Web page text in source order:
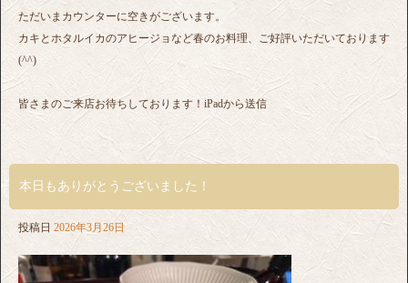
ただいまカウンターに空きがございます。
カキとホタルイカのアヒージョなど春のお料理、ご好評いただいております
(^^)
皆さまのご来店お待ちしております！iPadから送信
本日もありがとうございました！
投稿日 2026年3月26日